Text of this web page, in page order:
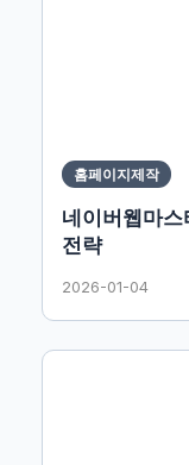
홈페이지제작
네이버웹마스
전략
2026-01-04